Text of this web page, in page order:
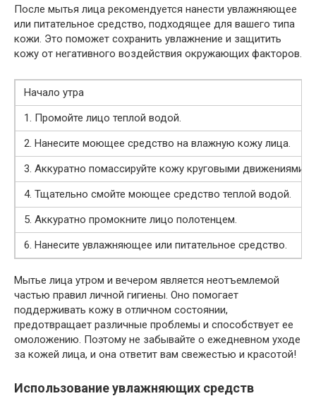
После мытья лица рекомендуется нанести увлажняющее
или питательное средство, подходящее для вашего типа
кожи. Это поможет сохранить увлажнение и защитить
кожу от негативного воздействия окружающих факторов.
Начало утра
1. Промойте лицо теплой водой.
2. Нанесите моющее средство на влажную кожу лица.
3. Аккуратно помассируйте кожу круговыми движениями.
4. Тщательно смойте моющее средство теплой водой.
5. Аккуратно промокните лицо полотенцем.
6. Нанесите увлажняющее или питательное средство.
Мытье лица утром и вечером является неотъемлемой
частью правил личной гигиены. Оно помогает
поддерживать кожу в отличном состоянии,
предотвращает различные проблемы и способствует ее
омоложению. Поэтому не забывайте о ежедневном уходе
за кожей лица, и она ответит вам свежестью и красотой!
Использование увлажняющих средств